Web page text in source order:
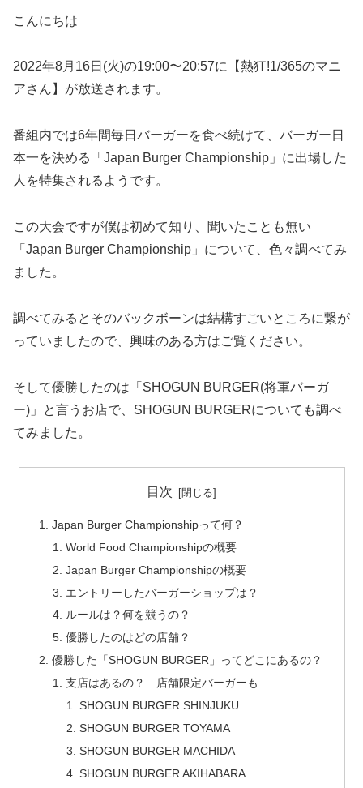
こんにちは
2022年8月16日(火)の19:00〜20:57に【熱狂!1/365のマニ
アさん】が放送されます。
番組内では6年間毎日バーガーを食べ続けて、バーガー日
本一を決める「Japan Burger Championship」に出場した
人を特集されるようです。
この大会ですが僕は初めて知り、聞いたことも無い
「Japan Burger Championship」について、色々調べてみ
ました。
調べてみるとそのバックボーンは結構すごいところに繋が
っていましたので、興味のある方はご覧ください。
そして優勝したのは「SHOGUN BURGER(将軍バーガ
ー)」と言うお店で、SHOGUN BURGERについても調べ
てみました。
目次
Japan Burger Championshipって何？
World Food Championshipの概要
Japan Burger Championshipの概要
エントリーしたバーガーショップは？
ルールは？何を競うの？
優勝したのはどの店舗？
優勝した「SHOGUN BURGER」ってどこにあるの？
支店はあるの？ 店舗限定バーガーも
SHOGUN BURGER SHINJUKU
SHOGUN BURGER TOYAMA
SHOGUN BURGER MACHIDA
SHOGUN BURGER AKIHABARA